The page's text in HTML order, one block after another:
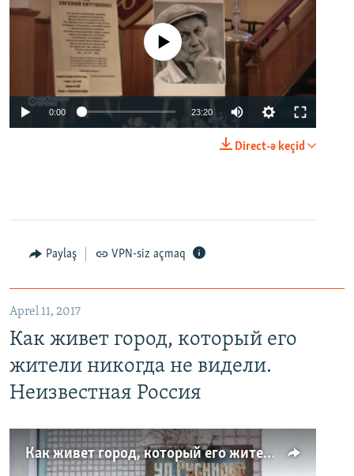
No media source currently available
0:00 23:20
Direct-ə keçid
Paylaş VPN-siz açmaq
Aprel 11, 2017
Как живет город, который его
жители никогда не видели.
Неизвестная Россия
Как живет город, который его жители никогда не видели. Неизвестная Россия